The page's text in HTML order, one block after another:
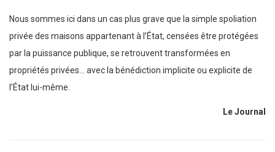
Nous sommes ici dans un cas plus grave que la simple spoliation
privée des maisons appartenant à l’État, censées être protégées
par la puissance publique, se retrouvent transformées en
propriétés privées… avec la bénédiction implicite ou explicite de
l’État lui-même.
Le Journal